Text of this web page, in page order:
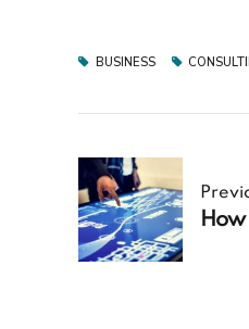
BUSINESS
How